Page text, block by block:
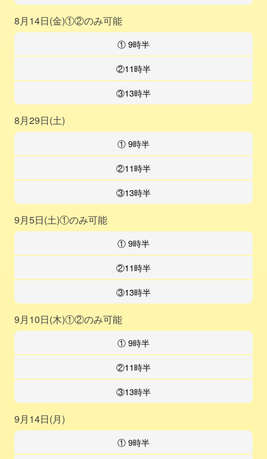
8月14日(金)①②のみ可能
① 9時半
②11時半
③13時半
8月29日(土)
① 9時半
②11時半
③13時半
9月5日(土)①のみ可能
① 9時半
②11時半
③13時半
9月10日(木)①②のみ可能
① 9時半
②11時半
③13時半
9月14日(月)
① 9時半